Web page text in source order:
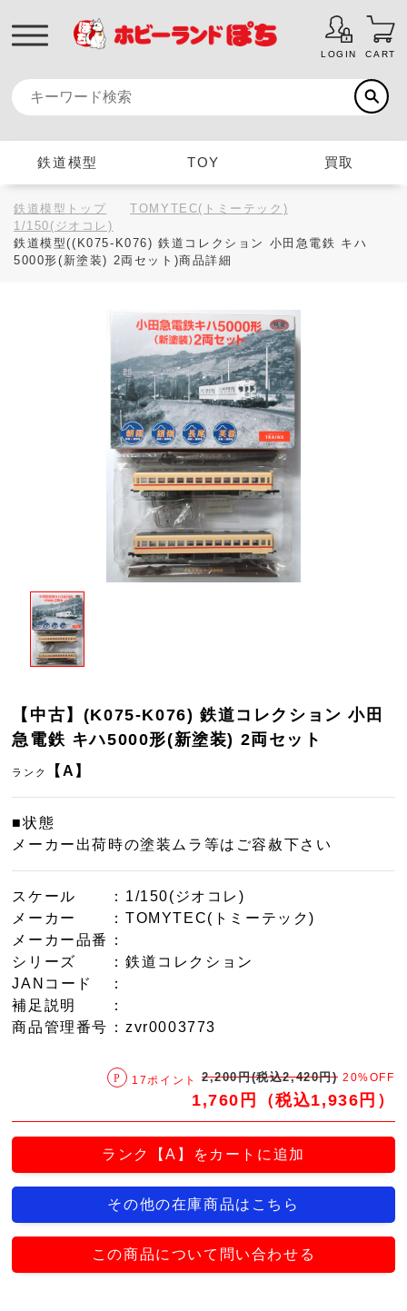
LOGIN CART
鉄道模型 TOY 買取
鉄道模型トップ
TOMYTEC(トミーテック)
1/150(ジオコレ)
鉄道模型((K075-K076) 鉄道コレクション 小田急電鉄 キハ
5000形(新塗装) 2両セット)商品詳細
【中古】(K075-K076) 鉄道コレクション 小田
急電鉄 キハ5000形(新塗装) 2両セット
ランク 【A】
■状態
メーカー出荷時の塗装ムラ等はご容赦下さい
スケール
：1/150(ジオコレ)
メーカー
：TOMYTEC(トミーテック)
メーカー品番
：
シリーズ
：鉄道コレクション
JANコード
：
補足説明
：
商品管理番号 ：zvr0003773
17ポイント 2,200円(税込2,420円) 20%OFF
1,760円（税込1,936円）
ランク【A】をカートに追加
その他の在庫商品はこちら
この商品について問い合わせる